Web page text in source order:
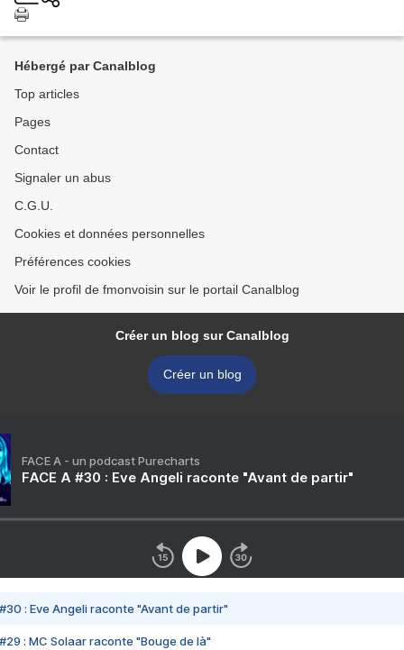
Hébergé par Canalblog
Top articles
Pages
Contact
Signaler un abus
C.G.U.
Cookies et données personnelles
Préférences cookies
Voir le profil de fmonvoisin sur le portail Canalblog
Créer un blog sur Canalblog
Créer un blog
FACE A - un podcast Purecharts
FACE A #30 : Eve Angeli raconte "Avant de partir"
#30 : Eve Angeli raconte "Avant de partir"
#29 : MC Solaar raconte "Bouge de là"